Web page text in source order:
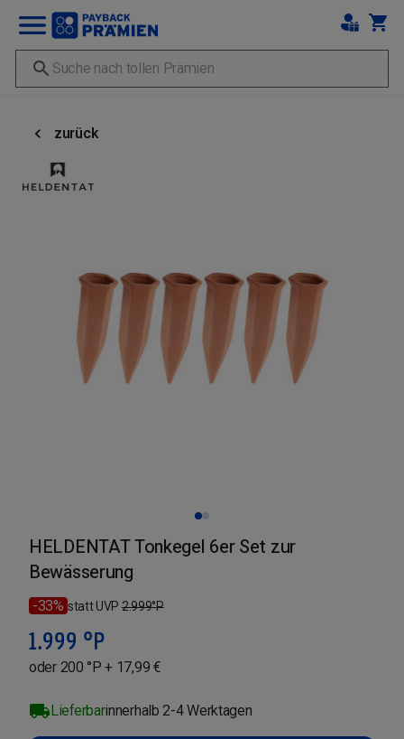
zurück
HELDENTAT Tonkegel 6er Set zur
Bewässerung
-33% statt UVP 2.999°P
1.999 °P
oder 200 °P + 17,99 €
Lieferbarinnerhalb 2-4 Werktagen